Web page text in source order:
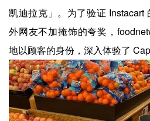
凯迪拉克」。为了验证 Instacart
外网友不加掩饰的夸奖，
地以顾客的身份，深入体验了